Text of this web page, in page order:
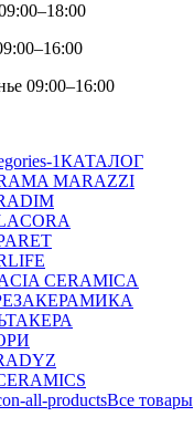
09:00–16:00
КАТАЛОГ
MARAZZI
CERAMICA
Все товары